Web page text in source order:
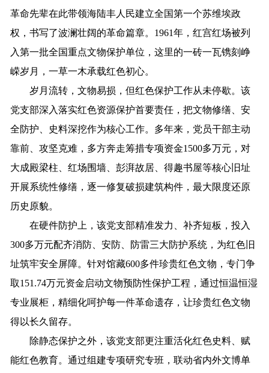
革命先辈在此带领海陆丰人民建立全国第一个苏维埃政
权，书写了波澜壮阔的革命篇章。1961年，红宫红场被列
入第一批全国重点文物保护单位，这里的一砖一瓦镌刻峥
嵘岁月，一草一木承载红色初心。
岁月流转，文物易损，但红色保护工作从未停歇。该
党支部深入落实红色资源保护首要责任，把文物修缮、安
全防护、史料深挖作为核心工作。多年来，党员干部主动
靠前、攻坚克难，多方奔走筹措专项资金1500多万元，对
大成殿梁柱、红场围墙、彭湃故居、得趣书屋等核心旧址
开展系统性修缮，逐一修复破损建筑构件，最大限度还原
历史原貌。
在硬件防护上，该党支部精准发力、补齐短板，投入
300多万元配齐消防、安防、防雷三大防护系统，为红色旧
址筑牢安全屏障。针对馆藏600多件珍贵红色文物，专门争
取151.74万元资金启动文物预防性保护工程，通过恒温恒湿
专业展柜，精细化呵护每一件革命遗存，让珍贵红色文物
得以长久留存。
除静态保护之外，该党支部更注重活化红色史料、赋
能红色教育。通过组建专项研究专班，联动省内外文博单